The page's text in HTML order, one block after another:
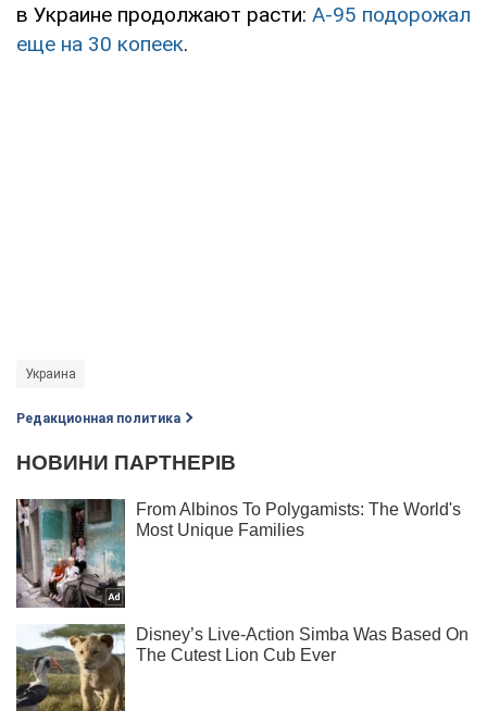
в Украине продолжают расти: А-95 подорожал
еще на 30 копеек.
Украина
Редакционная политика